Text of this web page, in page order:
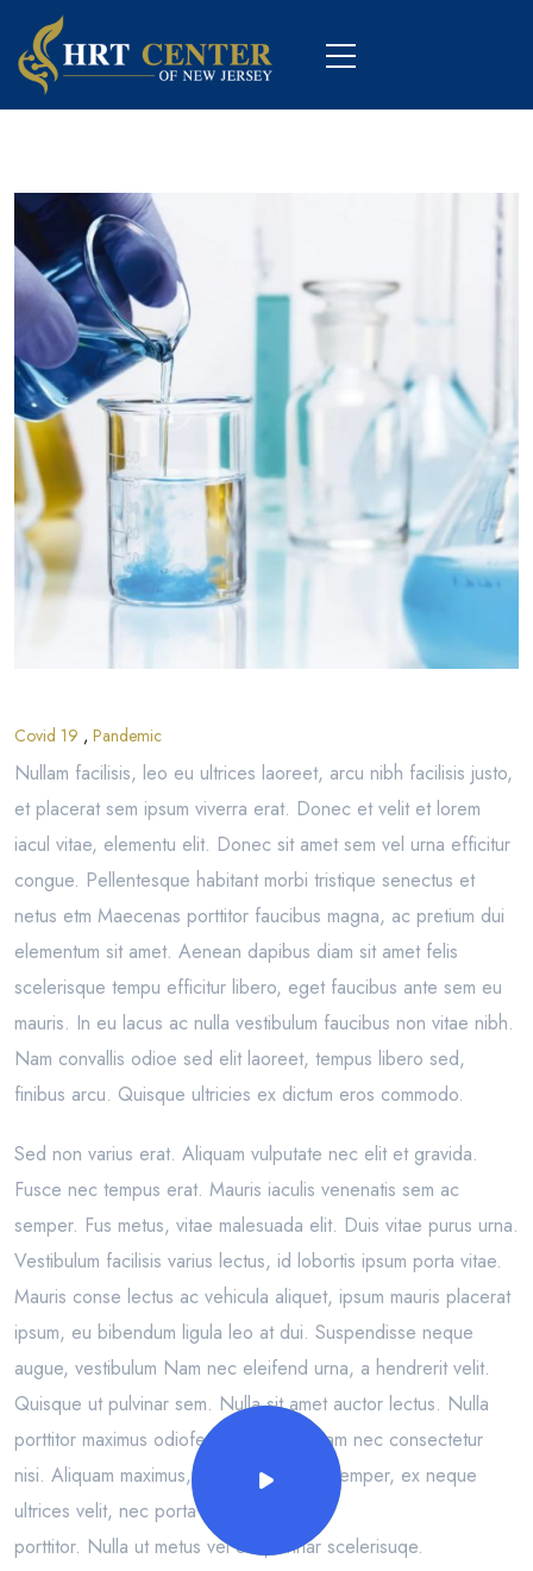
Covid 19 , Pandemic
Nullam facilisis, leo eu ultrices laoreet, arcu nibh facilisis justo,
et placerat sem ipsum viverra erat. Donec et velit et lorem
iacul vitae, elementu elit. Donec sit amet sem vel urna efficitur
congue. Pellentesque habitant morbi tristique senectus et
netus etm Maecenas porttitor faucibus magna, ac pretium dui
elementum sit amet. Aenean dapibus diam sit amet felis
scelerisque tempu efficitur libero, eget faucibus ante sem eu
mauris. In eu lacus ac nulla vestibulum faucibus non vitae nibh.
Nam convallis odioe sed elit laoreet, tempus libero sed,
finibus arcu. Quisque ultricies ex dictum eros commodo.
Sed non varius erat. Aliquam vulputate nec elit et gravida.
Fusce nec tempus erat. Mauris iaculis venenatis sem ac
semper. Fus metus, vitae malesuada elit. Duis vitae purus urna.
Vestibulum facilisis varius lectus, id lobortis ipsum porta vitae.
Mauris conse lectus ac vehicula aliquet, ipsum mauris placerat
ipsum, eu bibendum ligula leo at dui. Suspendisse neque
augue, vestibulum Nam nec eleifend urna, a hendrerit velit.
Quisque ut pulvinar sem. Nulla sit amet auctor lectus. Nulla
porttitor maximus odiofe iaculis quis. Nam nec consectetur
nisi. Aliquam maximus, arcu ut euismod semper, ex neque
ultrices velit, nec porta nequenisi
porttitor. Nulla ut metus vel elit puvinar scelerisuqe.